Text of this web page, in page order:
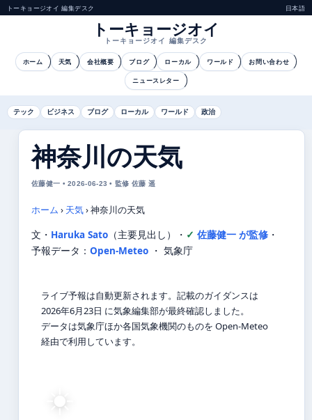
トーキョージオイ 編集デスク 日本語
トーキョージオイ
トーキョージオイ 編集デスク
ホーム 天気 会社概要 ブログ ローカル ワールド お問い合わせ
ニュースレター
テック ビジネス ブログ ローカル ワールド 政治
神奈川の天気
佐藤健一 • 2026-06-23 • 監修 佐藤 遥
ホーム › 天気›神奈川の天気
文・ Haruka Sato （主要見出し） ・ 佐藤健一 が監修 ・
予報データ： Open-Meteo ・ 気象庁
ライブ予報は自動更新されます。記載のガイダンスは
2026年6月23日 に気象編集部が最終確認しました。
データは気象庁ほか各国気象機関のものを Open-Meteo
経由で利用しています。
☀️